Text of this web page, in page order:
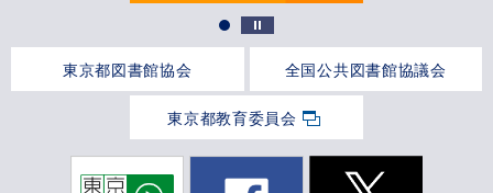
東京都図書館協会 全国公共図書館協議会
東京都教育委員会